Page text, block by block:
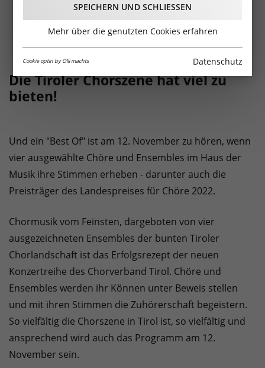
Die Tiroler Chorszene hat viel zu
bieten!
Und ein "Best Of" ist am 12. November zu hören, wenn
vier ausgewählte Chöre und Ensembles im Haus der
Musik ihre Stimmen erheben - darunter auch die
Preisträger des Landespreises für Chöre 2022.
Chormusik vom Feinsten, dargeboten von vier
ausgezeichneten Ensembles der bunten Tiroler
Chorlandschaft ist das Erfolgsrezept der neuen
Konzertreihe des Chorverband Tirol. Chöre und
Ensembles werden ihr Können unter Beweis stellen
und mit ihren Stimmen die Zuhörerschaft begeistern.
So vielfältig die Chorszene in Tirol ist, so vielfältig und
ansprechend wird auch das Programm am 12.
November sein.
SPEICHERN UND SCHLIESSEN
Mehr über die genutzten Cookies erfahren
Cookie optin by Olli machts Datenschutz